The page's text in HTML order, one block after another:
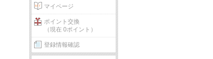
マイページ
ポイント交換
（現在 0ポイント）
登録情報確認